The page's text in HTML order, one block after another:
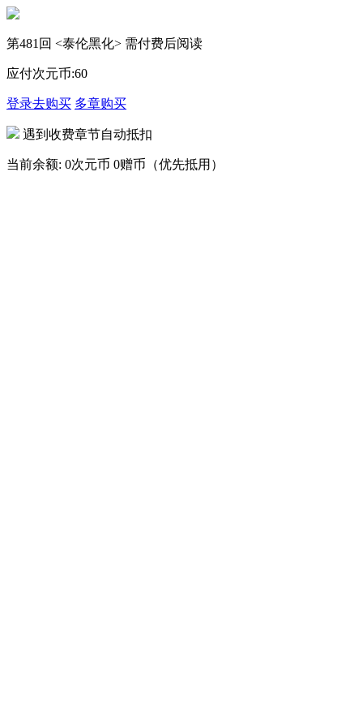
第481回 <泰伦黑化> 需付费后阅读
应付次元币:60
登录去购买 多章购买
遇到收费章节自动抵扣
当前余额: 0次元币 0赠币（优先抵用）